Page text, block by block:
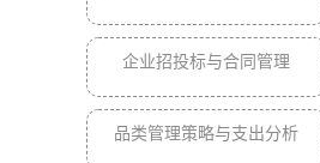
企业招投标与合同管理
品类管理策略与支出分析